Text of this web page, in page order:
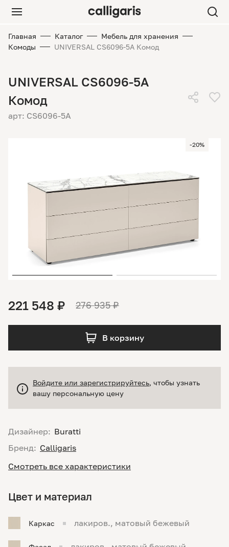
Главная Каталог
Мебель для хранения
Комоды
UNIVERSAL CS6096-5A Комод
UNIVERSAL CS6096-5A
Комод
арт: CS6096-5A
-20%
Дизайнер: Buratti
Бренд: Calligaris
Смотреть все характеристики
Войдите или зарегистрируйтесь, чтобы узнать
вашу персональную цену
221 548 ₽ 276 935 ₽
В корзину
Цвет и материал
Каркас лакиров., матовый бежевый